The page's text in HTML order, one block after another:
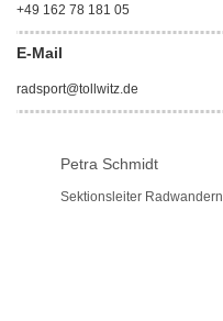
+49 162 78 181 05
E-Mail
radsport@tollwitz.de
Petra Schmidt
Sektionsleiter Radwandern